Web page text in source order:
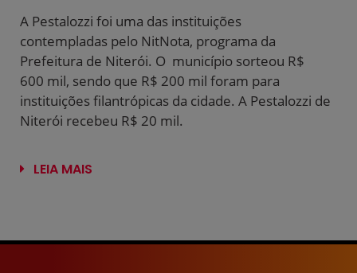
A Pestalozzi foi uma das instituições
contempladas pelo NitNota, programa da
Prefeitura de Niterói. O município sorteou R$
600 mil, sendo que R$ 200 mil foram para
instituições filantrópicas da cidade. A Pestalozzi de
Niterói recebeu R$ 20 mil.
LEIA MAIS